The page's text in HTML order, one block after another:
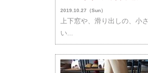
2019.10.27（Sun）
上下窓や、滑り出しの、小さ
い...